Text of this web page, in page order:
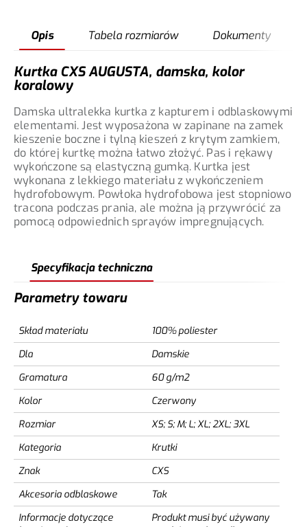
Opis Tabela rozmiarów Dokumenty
Kurtka CXS AUGUSTA, damska, kolor
koralowy
Damska ultralekka kurtka z kapturem i odblaskowymi
elementami. Jest wyposażona w zapinane na zamek
kieszenie boczne i tylną kieszeń z krytym zamkiem,
do której kurtkę można łatwo złożyć. Pas i rękawy
wykończone są elastyczną gumką. Kurtka jest
wykonana z lekkiego materiału z wykończeniem
hydrofobowym. Powłoka hydrofobowa jest stopniowo
tracona podczas prania, ale można ją przywrócić za
pomocą odpowiednich sprayów impregnujących.
Specyfikacja techniczna
Parametry towaru
Skład materiału
100% poliester
Dla
Damskie
Gramatura
60 g/m2
Kolor
Czerwony
Rozmiar
XS; S; M; L; XL; 2XL; 3XL
Kategoria
Krutki
Znak
CXS
Akcesoria odblaskowe
Tak
Informacje dotyczące
Produkt musi być używany